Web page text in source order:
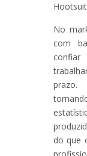
No
com
do que